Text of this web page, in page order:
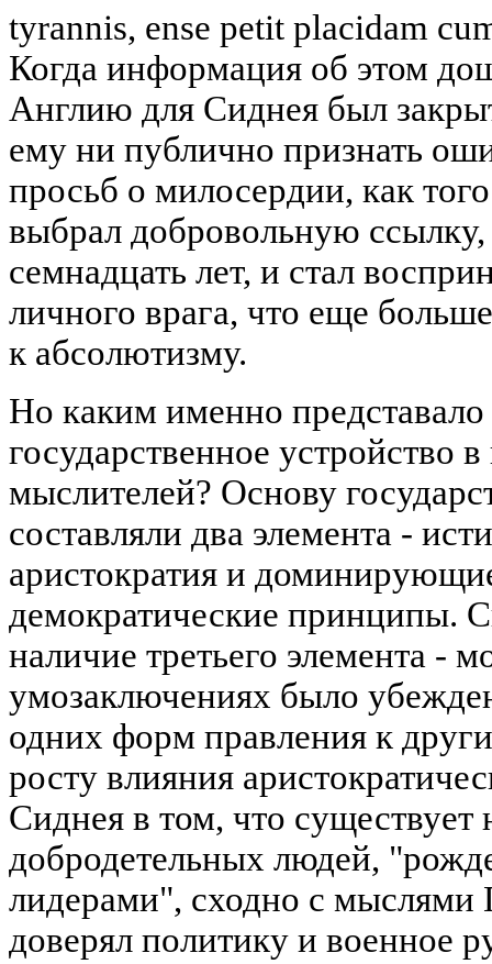
tyrannis, ense petit placidam
Когда информация об этом
Англию для Сиднея был
ему ни публично признать
просьб о милосердии, как
выбрал добровольную ссылку,
семнадцать лет, и стал
личного врага, что еще
к абсолютизму.
Но каким именно представало
государственное устройство
мыслителей? Основу
составляли два элемента -
аристократия и
демократические принципы.
наличие третьего элемента -
умозаключениях было
одних форм правления к
росту влияния
Сиднея в том, что
добродетельных людей,
лидерами", сходно с мыслями
доверял политику и военное